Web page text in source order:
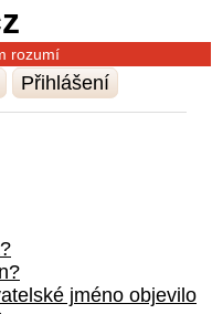
rozumí
Přihlášení
jméno objevilo